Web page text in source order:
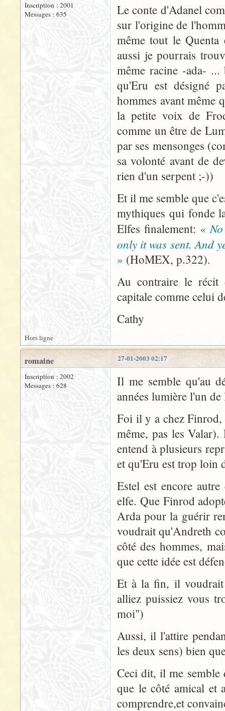
Inscription : 2001
Messages : 635
Le conte d'Adanel
sur l'origine de
même tout le
aussi je pourrais
même racine -ada-
qu'Eru est désigné
hommes avant même
la petite voix de
comme un être de
par ses mensonges
sa volonté avant de
rien d'un serpent ;-))
Et il me semble que
mythiques qui fonde
Elfes finalement: «
only it was sent. And
» (HoMEX, p.322).
Au contraire le récit
capitale comme celui
Cathy
Hors ligne
27-01-2003 02:17
romaine
Inscription : 2002
Messages : 628
Il me semble qu'au
années lumière l'un
Foi il y a chez Finrod,
même, pas les
entend à plusieurs
et qu'Eru est trop loin
Estel est encore
elfe. Que Finrod
Arda pour la guérir
voudrait qu'Andreth
côté des hommes,
que cette idée est
Et à la fin, il
alliez puissiez vous
moi")
Aussi, il l'attire
les deux sens) bien
Ceci dit, il me semble
que le côté amical et
comprendre,et